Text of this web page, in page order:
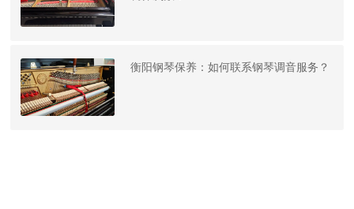
衡阳钢琴保养：如何联系钢琴调音服务？